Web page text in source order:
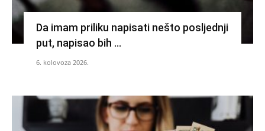
Da imam priliku napisati nešto posljednji
put, napisao bih …
6. kolovoza 2026.